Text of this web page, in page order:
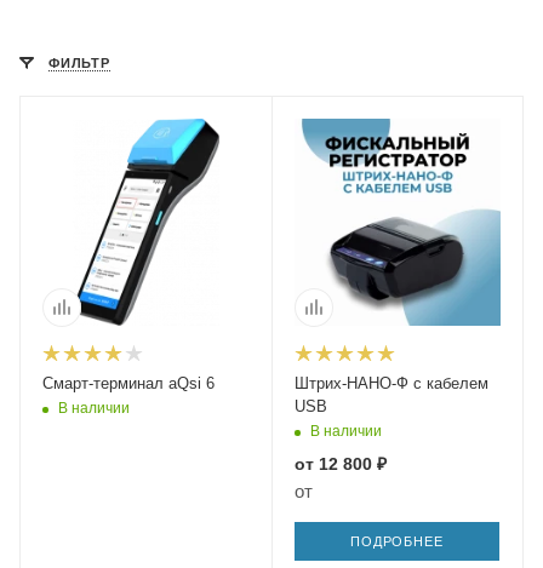
ФИЛЬТР
Смарт-терминал aQsi 6
В наличии
Штрих-НАНО-Ф с кабелем
USB
В наличии
от 12 800 ₽
от
ПОДРОБНЕЕ